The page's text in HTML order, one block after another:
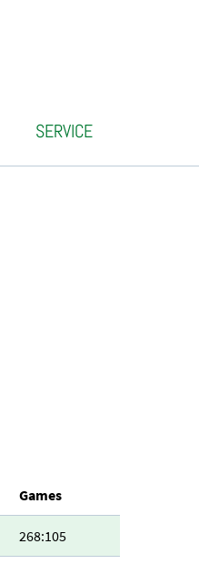
SERVICE
Games
268:105